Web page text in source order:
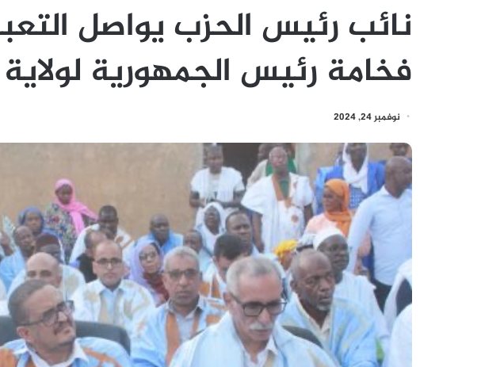
نائب رئيس الحزب يواصل
فخامة رئيس الجمهورية لولاية
نوفمبر 24, 2024